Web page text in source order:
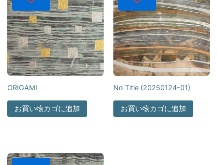
ORIGAMI
お買い物カゴに追加
No Title (20250124-01)
お買い物カゴに追加